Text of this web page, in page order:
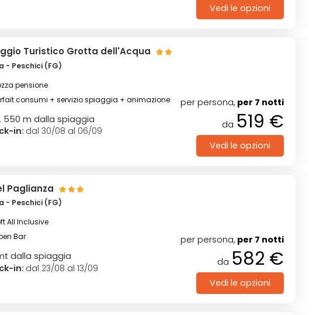
Vedi le opzioni
Turistico Grotta dell'Acqua
- Peschici (FG)
pensione
consumi + servizio spiaggia + animazione
550 m dalla spiaggia
in: dal 30/08 al 06/09
per persona, per 7 notti
da 519 €
Vedi le opzioni
Paglianza
- Peschici (FG)
All Inclusive
Bar
dalla spiaggia
in: dal 23/08 al 13/09
per persona, per 7 notti
da 582 €
Vedi le opzioni